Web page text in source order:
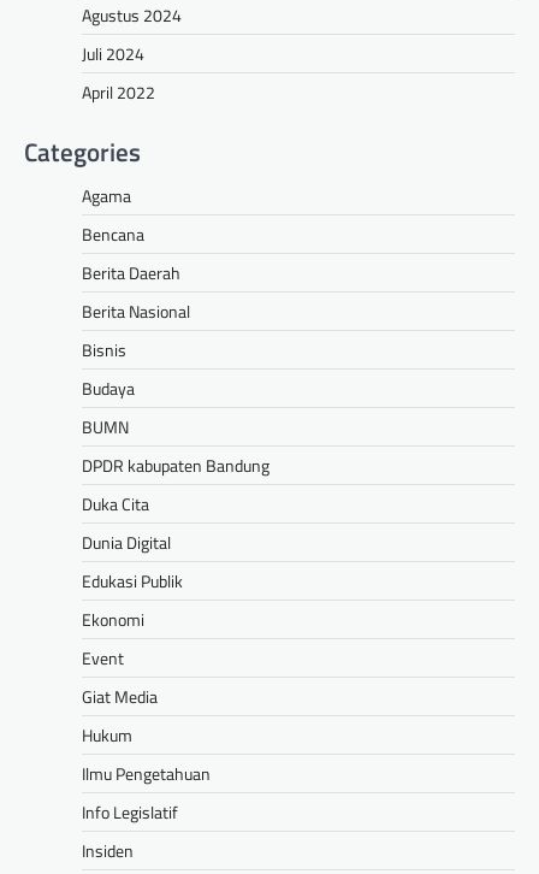
Agustus 2024
Juli 2024
April 2022
Categories
Agama
Bencana
Berita Daerah
Berita Nasional
Bisnis
Budaya
BUMN
DPDR kabupaten Bandung
Duka Cita
Dunia Digital
Edukasi Publik
Ekonomi
Event
Giat Media
Hukum
Ilmu Pengetahuan
Info Legislatif
Insiden